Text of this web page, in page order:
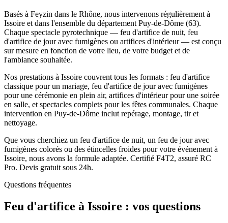
Basés à Feyzin dans le Rhône, nous intervenons régulièrement à
Issoire et dans l'ensemble du département Puy-de-Dôme (63).
Chaque spectacle pyrotechnique — feu d'artifice de nuit, feu
d'artifice de jour avec fumigènes ou artifices d'intérieur — est conçu
sur mesure en fonction de votre lieu, de votre budget et de
l'ambiance souhaitée.
Nos prestations à Issoire couvrent tous les formats : feu d'artifice
classique pour un mariage, feu d'artifice de jour avec fumigènes
pour une cérémonie en plein air, artifices d'intérieur pour une soirée
en salle, et spectacles complets pour les fêtes communales. Chaque
intervention en Puy-de-Dôme inclut repérage, montage, tir et
nettoyage.
Que vous cherchiez un feu d'artifice de nuit, un feu de jour avec
fumigènes colorés ou des étincelles froides pour votre événement à
Issoire, nous avons la formule adaptée. Certifié F4T2, assuré RC
Pro. Devis gratuit sous 24h.
Questions fréquentes
Feu d'artifice à Issoire : vos questions